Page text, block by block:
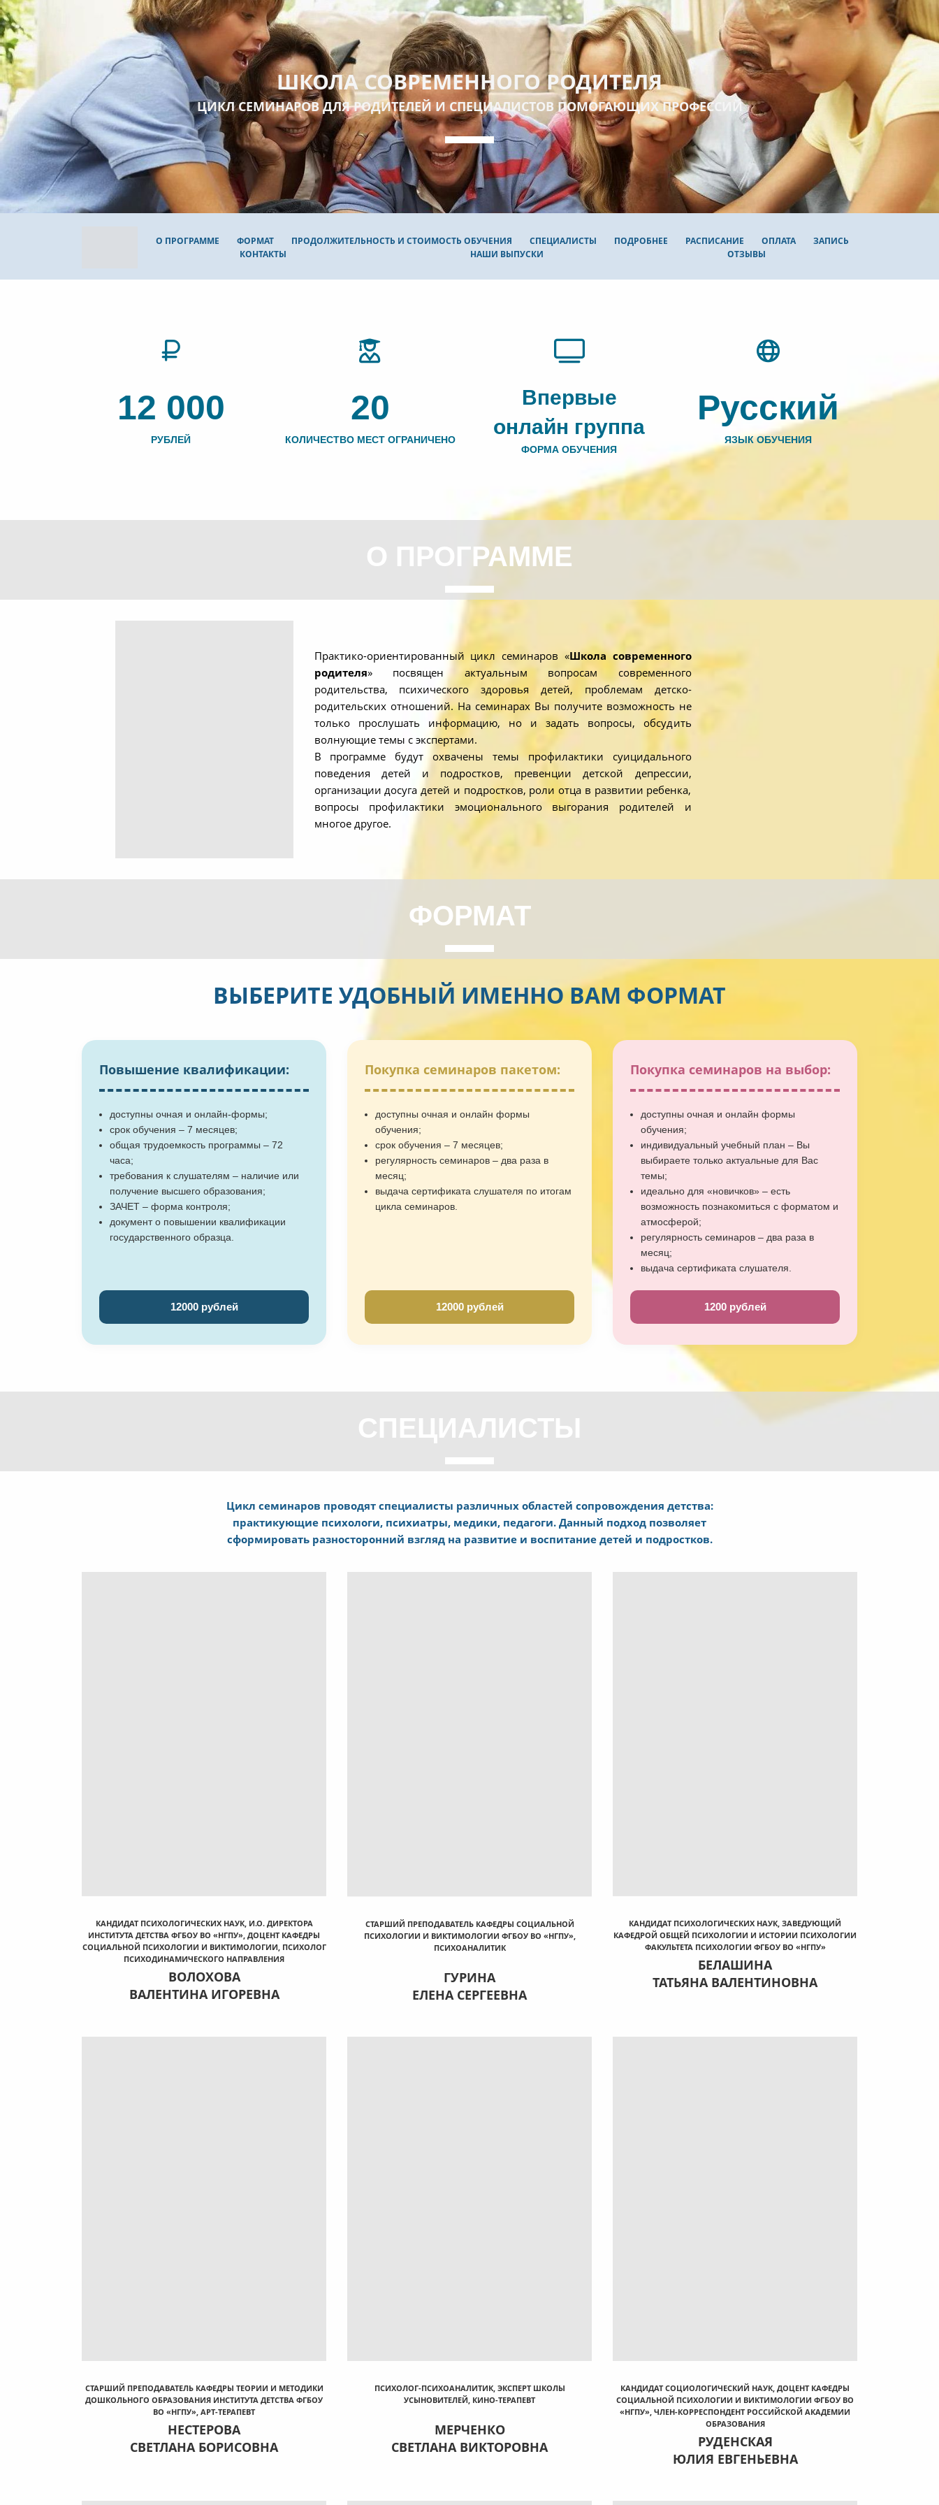
ШКОЛА СОВРЕМЕННОГО РОДИТЕЛЯ
ЦИКЛ СЕМИНАРОВ ДЛЯ РОДИТЕЛЕЙ И СПЕЦИАЛИСТОВ ПОМОГАЮЩИХ ПРОФЕССИЙ
О ПРОГРАММЕ ФОРМАТ ПРОДОЛЖИТЕЛЬНОСТЬ И СТОИМОСТЬ ОБУЧЕНИЯ СПЕЦИАЛИСТЫ ПОДРОБНЕЕ РАСПИСАНИЕ ОПЛАТА
ЗАПИСЬ
КОНТАКТЫ
НАШИ ВЫПУСКИ ОТЗЫВЫ
12 000
РУБЛЕЙ
20
КОЛИЧЕСТВО МЕСТ ОГРАНИЧЕНО
Впервые
онлайн группа
ФОРМА ОБУЧЕНИЯ
Русский
ЯЗЫК ОБУЧЕНИЯ
О ПРОГРАММЕ
Практико-ориентированный цикл семинаров «Школа современного
родителя» посвящен актуальным вопросам современного
родительства, психического здоровья детей, проблемам детско-
родительских отношений. На семинарах Вы получите возможность не
только прослушать информацию, но и задать вопросы, обсудить
волнующие темы с экспертами.
В программе будут охвачены темы профилактики суицидального
поведения детей и подростков, превенции детской депрессии,
организации досуга детей и подростков, роли отца в развитии ребенка,
вопросы профилактики эмоционального выгорания родителей и
многое другое.
ФОРМАТ
ВЫБЕРИТЕ УДОБНЫЙ ИМЕННО ВАМ ФОРМАТ
Повышение квалификации:
доступны очная и онлайн-формы;
срок обучения – 7 месяцев;
общая трудоемкость программы – 72
часа;
требования к слушателям – наличие или
получение высшего образования;
ЗАЧЕТ – форма контроля;
документ о повышении квалификации
государственного образца.
12000 рублей
Покупка семинаров пакетом:
доступны очная и онлайн формы
обучения;
срок обучения – 7 месяцев;
регулярность семинаров – два раза в
месяц;
выдача сертификата слушателя по итогам
цикла семинаров.
12000 рублей
Покупка семинаров на выбор:
доступны очная и онлайн формы
обучения;
индивидуальный учебный план – Вы
выбираете только актуальные для Вас
темы;
идеально для «новичков» – есть
возможность познакомиться с форматом и
атмосферой;
регулярность семинаров – два раза в
месяц;
выдача сертификата слушателя.
1200 рублей
СПЕЦИАЛИСТЫ
Цикл семинаров проводят специалисты различных областей сопровождения детства:
практикующие психологи, психиатры, медики, педагоги. Данный подход позволяет
сформировать разносторонний взгляд на развитие и воспитание детей и подростков.
КАНДИДАТ ПСИХОЛОГИЧЕСКИХ НАУК, И.О. ДИРЕКТОРА
ИНСТИТУТА ДЕТСТВА ФГБОУ ВО «НГПУ», ДОЦЕНТ КАФЕДРЫ
СОЦИАЛЬНОЙ ПСИХОЛОГИИ И ВИКТИМОЛОГИИ, ПСИХОЛОГ
ПСИХОДИНАМИЧЕСКОГО НАПРАВЛЕНИЯ
ВОЛОХОВА
ВАЛЕНТИНА ИГОРЕВНА
СТАРШИЙ ПРЕПОДАВАТЕЛЬ КАФЕДРЫ СОЦИАЛЬНОЙ
ПСИХОЛОГИИ И ВИКТИМОЛОГИИ ФГБОУ ВО «НГПУ»,
ПСИХОАНАЛИТИК
ГУРИНА
ЕЛЕНА СЕРГЕЕВНА
КАНДИДАТ ПСИХОЛОГИЧЕСКИХ НАУК, ЗАВЕДУЮЩИЙ
КАФЕДРОЙ ОБЩЕЙ ПСИХОЛОГИИ И ИСТОРИИ ПСИХОЛОГИИ
ФАКУЛЬТЕТА ПСИХОЛОГИИ ФГБОУ ВО «НГПУ»
БЕЛАШИНА
ТАТЬЯНА ВАЛЕНТИНОВНА
СТАРШИЙ ПРЕПОДАВАТЕЛЬ КАФЕДРЫ ТЕОРИИ И МЕТОДИКИ
ДОШКОЛЬНОГО ОБРАЗОВАНИЯ ИНСТИТУТА ДЕТСТВА ФГБОУ
ВО «НГПУ», АРТ-ТЕРАПЕВТ
НЕСТЕРОВА
СВЕТЛАНА БОРИСОВНА
ПСИХОЛОГ-ПСИХОАНАЛИТИК, ЭКСПЕРТ ШКОЛЫ
УСЫНОВИТЕЛЕЙ, КИНО-ТЕРАПЕВТ
МЕРЧЕНКО
СВЕТЛАНА ВИКТОРОВНА
КАНДИДАТ СОЦИОЛОГИЧЕСКИЙ НАУК, ДОЦЕНТ КАФЕДРЫ
СОЦИАЛЬНОЙ ПСИХОЛОГИИ И ВИКТИМОЛОГИИ ФГБОУ ВО
«НГПУ», ЧЛЕН-КОРРЕСПОНДЕНТ РОССИЙСКОЙ АКАДЕМИИ
ОБРАЗОВАНИЯ
РУДЕНСКАЯ
ЮЛИЯ ЕВГЕНЬЕВНА